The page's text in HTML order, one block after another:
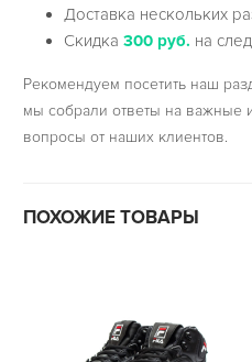
Доставка нескольких
Скидка300 руб. на
Рекомендуем посетить наш
мы собрали ответы на важные
вопросы от наших клиентов.
ПОХОЖИЕ ТОВАРЫ